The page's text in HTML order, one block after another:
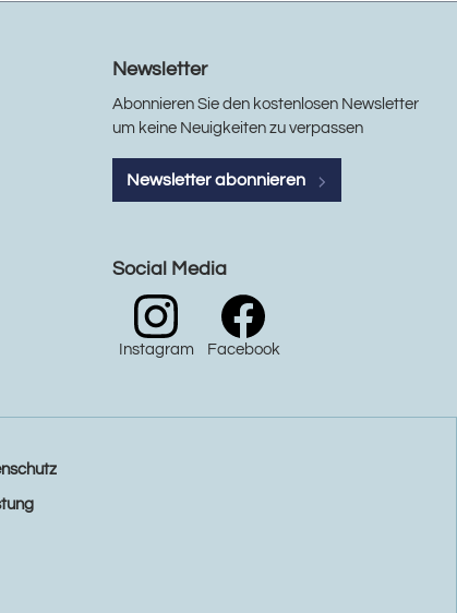
Newsletter
Abonnieren Sie den kostenlosen Newsletter
um keine Neuigkeiten zu verpassen
Newsletter abonnieren
Social Media
Instagram Facebook